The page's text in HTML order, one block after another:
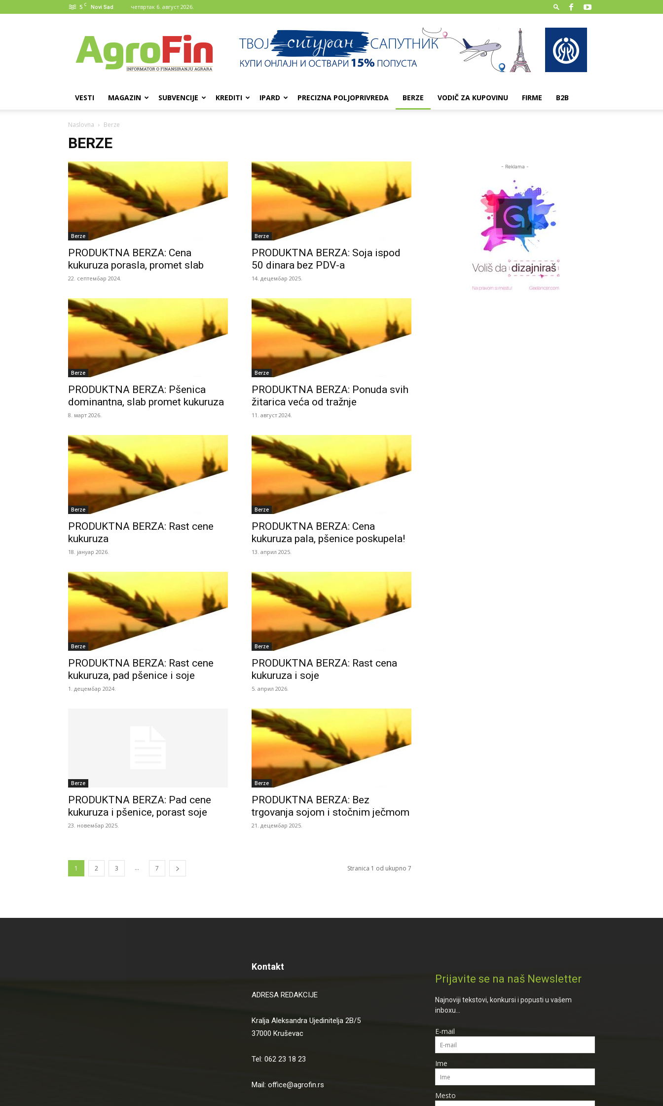
5 C Novi Sad четвртак 6. август 2026.
VESTI MAGAZIN SUBVENCIJE KREDITI IPARD PRECIZNA POLJOPRIVREDA BERZE VODIČ ZA KUPOVINU FIRME B2B
Naslovna Berze
BERZE
Berze
PRODUKTNA BERZA: Cena
kukuruza porasla, promet slab
22. септембар 2024.
Berze
PRODUKTNA BERZA: Soja ispod
50 dinara bez PDV-a
14. децембар 2025.
Berze
PRODUKTNA BERZA: Pšenica
dominantna, slab promet kukuruza
8. март 2026.
Berze
PRODUKTNA BERZA: Ponuda svih
žitarica veća od tražnje
11. август 2024.
Berze
PRODUKTNA BERZA: Rast cene
kukuruza
18. јануар 2026.
Berze
PRODUKTNA BERZA: Cena
kukuruza pala, pšenice poskupela!
13. април 2025.
Berze
PRODUKTNA BERZA: Rast cene
kukuruza, pad pšenice i soje
1. децембар 2024.
Berze
PRODUKTNA BERZA: Rast cena
kukuruza i soje
5. април 2026.
Berze
PRODUKTNA BERZA: Pad cene
kukuruza i pšenice, porast soje
23. новембар 2025.
Berze
PRODUKTNA BERZA: Bez
trgovanja sojom i stočnim ječmom
21. децембар 2025.
1 2 3 ... 7 Stranica 1 od ukupno 7
- Reklama -
Kontakt
ADRESA REDAKCIJE
Kralja Aleksandra Ujedinitelja 2B/5
37000 Kruševac
Tel: 062 23 18 23
Mail: office@agrofin.rs
Prijavite se na naš Newsletter
Najnoviji tekstovi, konkursi i popusti u vašem
inboxu...
E-mail
Ime
Mesto